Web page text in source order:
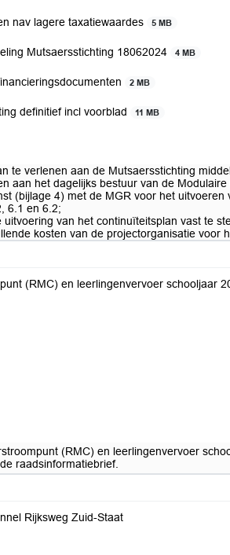
nav lagere taxatiewaardes 5 MB
Mutsaersstichting 18062024 4 MB
2 MB
definitief incl voorblad 11 MB
te verlenen aan de Mutsaersstichting
aan het dagelijks bestuur van de
(bijlage 4) met de MGR voor het
6.1 en 6.2;
van het continuïteitsplan vast te
kosten van de projectorganisatie
(RMC) en leerlingenvervoer schooljaar
(RMC) en leerlingenvervoer
raadsinformatiebrief.
Rijksweg Zuid-Staat